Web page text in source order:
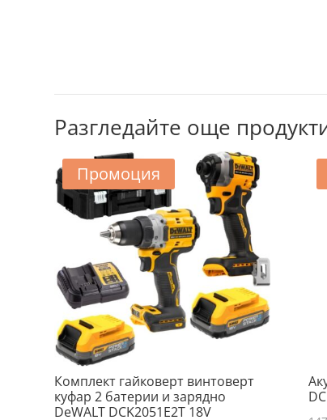
Разгледайте още
Промоция
Комплект гайковерт винтоверт
куфар 2 батерии и зарядно
DeWALT DCK2051E2T 18V